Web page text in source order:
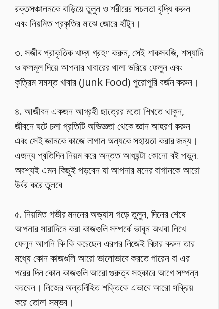
রক্তসঞ্চালনকে বাড়িয়ে তুলুন ও শরীরের সচলতা বৃদ্ধি করুন
এবং নিয়মিত প্রকৃতির মাঝে জোরে হাঁটুন।
৩. সজীব প্রাকৃতিক খাদ্য গ্রহণ করুন, সেই শাকসবজি, শস্যাদি
ও ফলমূল দিয়ে আপনার খাবারের থালা ভরিয়ে ফেলুন এবং
কৃত্রিম সমস্ত খাবার (Junk Food) পুরোপুরি বর্জন করুন।
৪. আজীবন একজন আগ্রহী ছাত্রের মতো শিখতে থাকুন,
জীবনে ঘটে চলা প্রতিটি অভিজ্ঞতা থেকে জ্ঞান আহরণ করুন
এবং সেই জ্ঞানকে কাজে লাগান অন্যকে সহায়তা করার জন্য।
এজন্য প্রতিদিন নিয়ম করে অন্তত আধঘন্টা কোনো বই পড়ুন,
অবশ্যই এমন কিছুই পড়বেন যা আপনার মনের বাগানকে আরো
উর্বর করে তুলবে।
৫. নিয়মিত গভীর মননের অভ্যাস গড়ে তুলুন, দিনের শেষে
আপনার সারাদিনে করা কাজগুলি সম্পর্কে ভাবুন অথবা লিখে
ফেলুন আপনি কি কি করেছেন এরপর নিজেই বিচার করুন তার
মধ্যে কোন কাজগুলি আরো ভালোভাবে করতে পারেন বা এর
পরের দিন কোন কাজগুলি আরো গুরুত্ব সহকারে আগে সম্পন্ন
করবেন। নিজের অন্তর্নিহিত শক্তিকে এভাবে আরো সক্রিয়
করে তোলা সম্ভব।